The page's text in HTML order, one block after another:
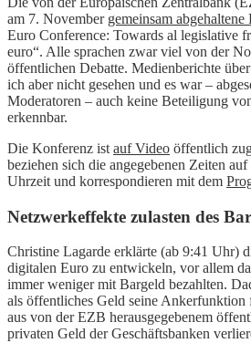
am 7. November gemeinsam
Euro Conference: Towards al legislative
euro“. Alle sprachen zwar viel von der
öffentlichen Debatte. Medienberichte
ich aber nicht gesehen und es war –
Moderatoren – auch keine Beteiligung
erkennbar.
Die Konferenz ist auf Video öffentlich
beziehen sich die angegebenen Zeiten
Uhrzeit und korrespondieren mit dem
Netzwerkeffekte zulasten des
Christine Lagarde erklärte (ab 9:41 Uhr)
digitalen Euro zu entwickeln, vor allem
immer weniger mit Bargeld bezahlten.
als öffentliches Geld seine Ankerfunktion
aus von der EZB herausgegebenem
privaten Geld der Geschäftsbanken